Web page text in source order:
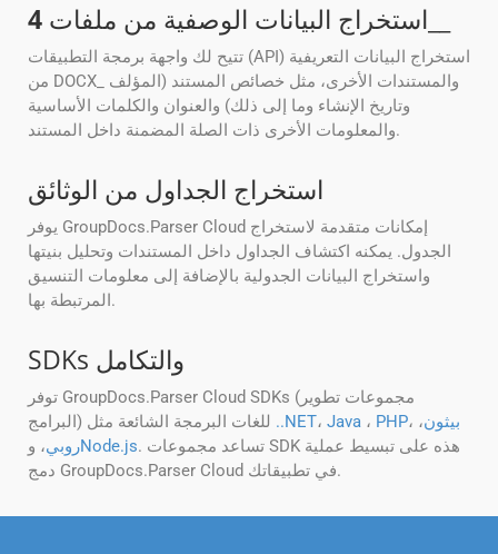
استخراج البيانات الوصفية من ملفات 4
تتيح لك واجهة برمجة التطبيقات (API) استخراج البيانات التعريفية
من DOCX_ والمستندات الأخرى، مثل خصائص المستند (المؤلف
وتاريخ الإنشاء وما إلى ذلك) والعنوان والكلمات الأساسية
والمعلومات الأخرى ذات الصلة المضمنة داخل المستند.
استخراج الجداول من الوثائق
يوفر GroupDocs.Parser Cloud إمكانات متقدمة لاستخراج
الجدول. يمكنه اكتشاف الجداول داخل المستندات وتحليل بنيتها
واستخراج البيانات الجدولية بالإضافة إلى معلومات التنسيق
المرتبطة بها.
SDKs والتكامل
توفر GroupDocs.Parser Cloud SDKs (مجموعات تطوير
..NET، Java ، PHP، بيثون،
روبي، و Node.js. تساعد مجموعات SDK هذه على تبسيط عملية
دمج GroupDocs.Parser Cloud في تطبيقاتك.